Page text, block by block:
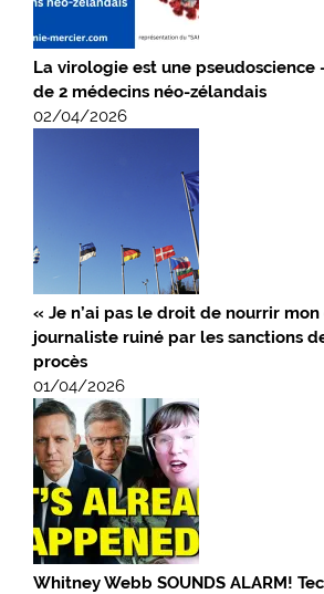
La virologie est une pseudoscience
de 2 médecins néo-zélandais
02/04/2026
« Je n’ai pas le droit de nourrir
journaliste ruiné par les sanctions
procès
01/04/2026
Whitney Webb SOUNDS ALARM!